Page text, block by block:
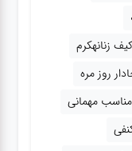
زنانهکرم
روز مره
مهمانی